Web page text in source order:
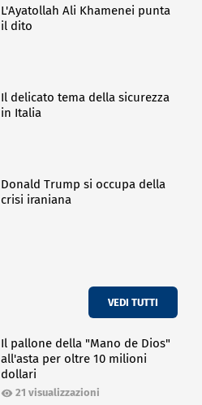
L'Ayatollah Ali Khamenei punta
il dito
Il delicato tema della sicurezza
in Italia
Donald Trump si occupa della
crisi iraniana
VEDI TUTTI
Il pallone della "Mano de Dios"
all'asta per oltre 10 milioni
dollari
21 visualizzazioni